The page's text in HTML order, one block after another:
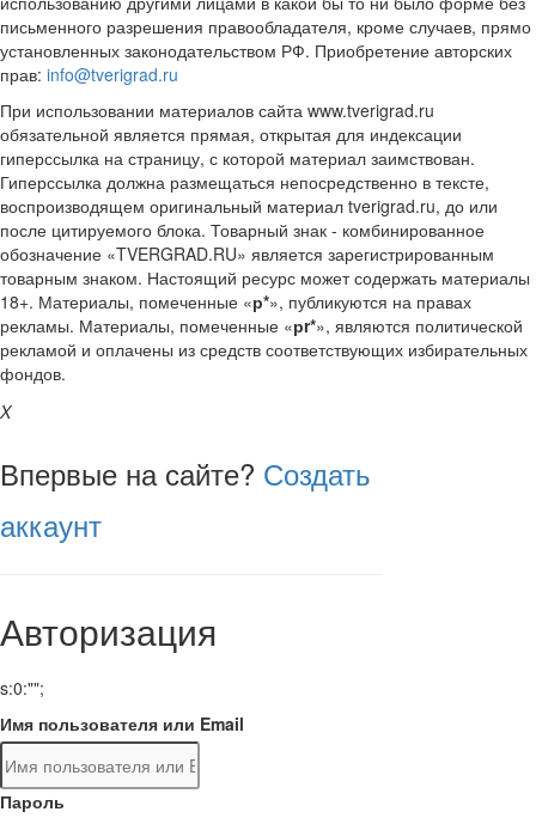
письменного разрешения правообладателя, кроме случаев, прямо
установленных законодательством РФ. Приобретение авторских
прав: info@tverigrad.ru
При использовании материалов сайта www.tverigrad.ru
обязательной является прямая, открытая для индексации
гиперссылка на страницу, с которой материал заимствован.
Гиперссылка должна размещаться непосредственно в тексте,
воспроизводящем оригинальный материал tverigrad.ru, до или
после цитируемого блока. Товарный знак - комбинированное
обозначение «TVERGRAD.RU» является зарегистрированным
товарным знаком. Настоящий ресурс может содержать материалы
18+. Материалы, помеченные «р*», публикуются на правах
рекламы. Материалы, помеченные «рr*», являются политической
рекламой и оплачены из средств соответствующих избирательных
фондов.
X
Впервые на сайте? Создать
аккаунт
Авторизация
s:0:"";
Имя пользователя или Email
Пароль